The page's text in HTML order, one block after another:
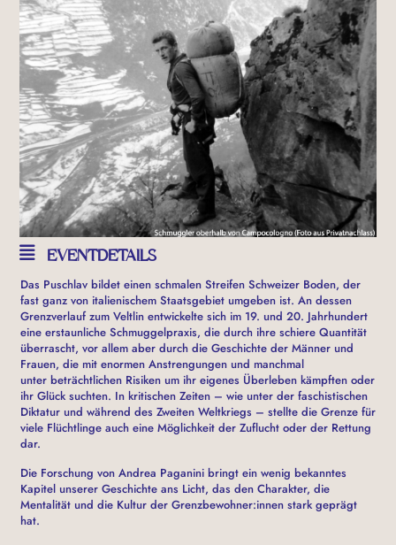
EVENTDETAILS
Das Puschlav bildet einen schmalen Streifen Schweizer Boden, der
fast ganz von italienischem Staatsgebiet umgeben ist. An dessen
Grenzverlauf zum Veltlin entwickelte sich im 19. und 20. Jahrhundert
eine erstaunliche Schmuggelpraxis, die durch ihre schiere Quantität
überrascht, vor allem aber durch die Geschichte der Männer und
Frauen, die mit enormen Anstrengungen und manchmal
unter beträchtlichen Risiken um ihr eigenes Überleben kämpften oder
ihr Glück suchten. In kritischen Zeiten – wie unter der faschistischen
Diktatur und während des Zweiten Weltkriegs – stellte die Grenze für
viele Flüchtlinge auch eine Möglichkeit der Zuflucht oder der Rettung
dar.
Die Forschung von Andrea Paganini bringt ein wenig bekanntes
Kapitel unserer Geschichte ans Licht, das den Charakter, die
Mentalität und die Kultur der Grenzbewohner:innen stark geprägt
hat.